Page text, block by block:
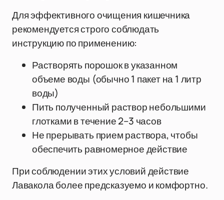
Для эффективного очищения кишечника
рекомендуется строго соблюдать
инструкцию по применению:
Растворять порошок в указанном
объеме воды (обычно 1 пакет на 1 литр
воды)
Пить полученный раствор небольшими
глотками в течение 2–3 часов
Не прерывать прием раствора, чтобы
обеспечить равномерное действие
При соблюдении этих условий действие
Лавакола более предсказуемо и комфортно.